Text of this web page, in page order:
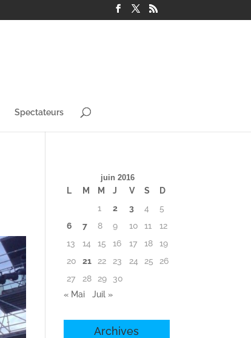
Spectateurs
juin 2016
L M M J V S
D
1
2 3 4
5
6
7 8 9 10 11
12
13
14 15 16 17 18
19
20
21 22 23 24 25
26
27
28 29
30
« Mai
Juil »
Archives